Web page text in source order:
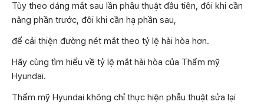
Tùy theo dáng mắt sau lần phẫu thuật đầu tiên, đôi khi cần
nâng phần trước, đôi khi cần hạ phần sau,
để cải thiện đường nét mắt theo tỷ lệ hài hòa hơn.
Hãy cùng tìm hiểu về tỷ lệ mắt hài hòa của Thẩm mỹ
Hyundai.
Thẩm mỹ Hyundai không chỉ thực hiện phẫu thuật sửa lại